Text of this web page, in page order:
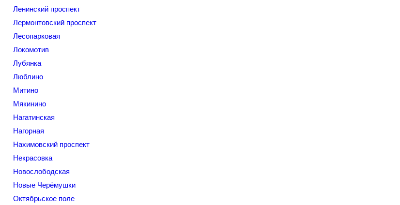
Ленинский проспект
Лермонтовский проспект
Лесопарковая
Локомотив
Лубянка
Люблино
Митино
Мякинино
Нагатинская
Нагорная
Нахимовский проспект
Некрасовка
Новослободская
Новые Черёмушки
Октябрьское поле